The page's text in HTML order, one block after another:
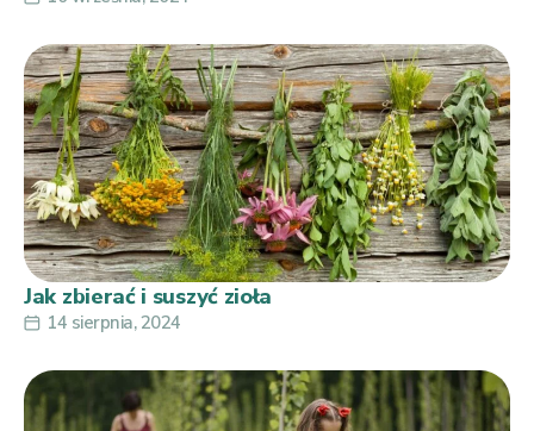
Jak zbierać i suszyć zioła
14 sierpnia, 2024